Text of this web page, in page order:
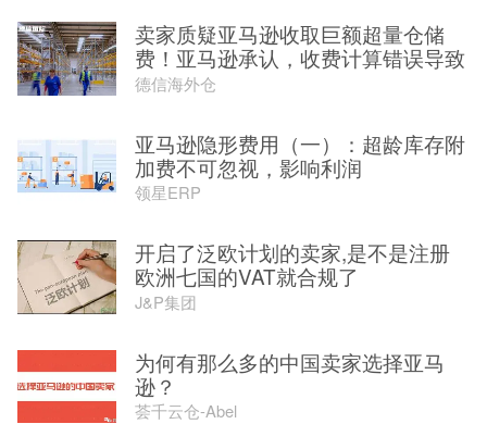
卖家质疑亚马逊收取巨额超量仓储
费！亚马逊承认，收费计算错误导致
德信海外仓
亚马逊隐形费用（一）：超龄库存附
加费不可忽视，影响利润
领星ERP
开启了泛欧计划的卖家,是不是注册
欧洲七国的VAT就合规了
J&P集团
为何有那么多的中国卖家选择亚马
逊？
荟千云仓-Abel